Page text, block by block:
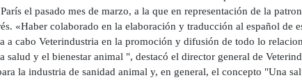
el pasado mes de marzo, a la que en representación de la
«Haber colaborado en la elaboración y traducción al español de
a cabo Veterindustria en la promoción y difusión de todo lo
salud y el bienestar animal ", destacó el director general de
la industria de sanidad animal y, en general, el concepto "Una